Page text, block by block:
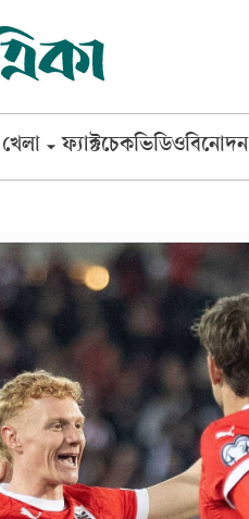
খেলা ফ্যাক্টচেকভিডিওবিনোদন